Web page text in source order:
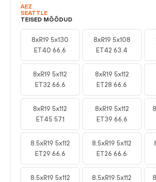
AEZ
SEATTLE
TEISED MÕÕDUD
8xR19 5x130
ET40 66.6
8xR19 5x108
ET42 63.4
8xR19 5x112
ET32 66.6
8xR19 5x112
ET28 66.6
8xR19 5x112
ET45 57.1
8xR19 5x112
ET39 66.6
8.5xR19 5x112
ET29 66.6
8.5xR19 5x112
ET26 66.6
8.5xR19 5x112
8.5xR19 5x112